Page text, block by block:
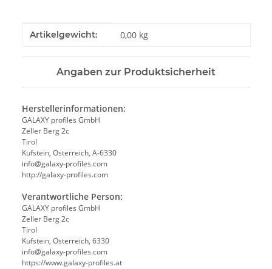
Produkteigenschaft
Wert
Artikelgewicht: 0,00 kg
Angaben zur Produktsicherheit
Herstellerinformationen:
GALAXY profiles GmbH
Zeller Berg 2c
Tirol
Kufstein, Österreich, A-6330
info@galaxy-profiles.com
http://galaxy-profiles.com
Verantwortliche Person:
GALAXY profiles GmbH
Zeller Berg 2c
Tirol
Kufstein, Österreich, 6330
info@galaxy-profiles.com
https://www.galaxy-profiles.at